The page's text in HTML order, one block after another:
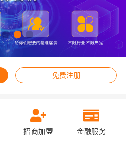
免费注册
招商加盟 金融服务